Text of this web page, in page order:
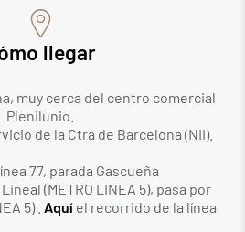
llegar
muy cerca del centro comercial
Plenilunio.
de la Ctra de Barcelona (NII).
77, parada Gascueña
(METRO LINEA 5), pasa por
5) . Aquí el recorrido de la línea